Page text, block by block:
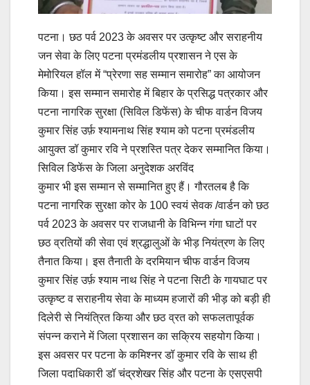
पटना। छठ पर्व 2023 के अवसर पर उत्कृष्ट और सराहनीय
जन सेवा के लिए पटना प्रमंडलीय प्रशासन ने एस के
मेमोरियल हॉल में “प्रेरणा सह सम्मान समारोह” का आयोजन
किया। इस सम्मान समारोह में बिहार के प्रसिद्ध पत्रकार और
पटना नागरिक सुरक्षा (सिविल डिफेंस) के चीफ वार्डन विजय
कुमार सिंह उर्फ़ श्यामनाथ सिंह श्याम को पटना प्रमंडलीय
आयुक्त डॉ कुमार रवि ने प्रशस्ति पत्र देकर सम्मानित किया।
सिविल डिफेंस के जिला अनुदेशक अरविंद
कुमार भी इस सम्मान से सम्मानित हुए हैं। गौरतलब है कि
पटना नागरिक सुरक्षा कोर के 100 स्वयं सेवक /वार्डन को छठ
पर्व 2023 के अवसर पर राजधानी के विभिन्न गंगा घाटों पर
छठ व्रतियों की सेवा एवं श्रद्धालुओं के भीड़ नियंत्रण के लिए
तैनात किया। इस तैनाती के दरमियान चीफ वार्डन विजय
कुमार सिंह उर्फ़ श्याम नाथ सिंह ने पटना सिटी के गायघाट पर
उत्कृष्ट व सराहनीय सेवा के माध्यम हजारों की भीड़ को बड़ी ही
दिलेरी से नियंत्रित किया और छठ व्रत को सफलतापूर्वक
संपन्न कराने में जिला प्रशासन का सक्रिय सहयोग किया।
इस अवसर पर पटना के कमिश्नर डॉ कुमार रवि के साथ ही
जिला पदाधिकारी डॉ चंद्रशेखर सिंह और पटना के एसएसपी